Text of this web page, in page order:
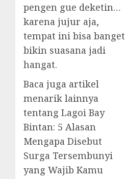
pengen gue deketin…
karena jujur aja,
tempat ini bisa banget
bikin suasana jadi
hangat.
Baca juga artikel
menarik lainnya
tentang Lagoi Bay
Bintan: 5 Alasan
Mengapa Disebut
Surga Tersembunyi
yang Wajib Kamu